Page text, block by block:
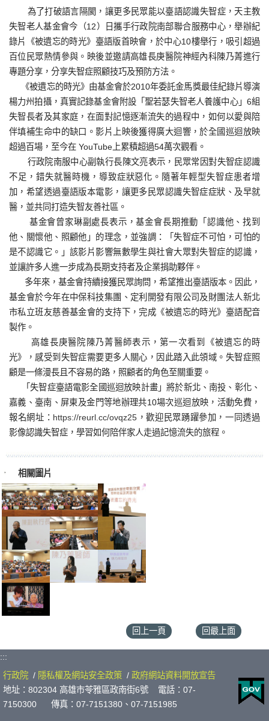
為了打破語言隔閡，讓更多民眾能以臺語認識失智症，天主教
失智老人基金會今（12）日攜手行政院南部聯合服務中心，舉辦紀
錄片《被遺忘的時光》臺語版首映會，於中心10樓舉行，吸引超過
百位民眾熱情參與。映後並邀請高雄長庚醫院神經內科陳乃菁進行
專題分享，分享失智症照顧技巧及預防方法。
《被遺忘的時光》由基金會於2010年委託金馬獎最佳紀錄片導演
楊力州拍攝，真實記錄基金會附設「聖若瑟失智老人養護中心」6組
失智長者及其家庭，在面對記憶逐漸流失的過程中，如何以愛與陪
伴填補生命中的缺口。影片上映後獲得廣大迴響，於全國巡迴放映
超過百場，至今在 YouTube上累積超過54萬次觀看。
行政院南服中心副執行長陳文亮表示，民眾常因對失智症認識
不足，錯失就醫時機，導致症狀惡化。隨著年輕型失智症患者增
加，希望透過臺語版本電影，讓更多民眾認識失智症症狀、及早就
醫，並共同打造失智友善社區。
基金會曾家琳副處長表示，基金會長期推動「認識他、找到
他、關懷他、照顧他」的理念，並強調：「失智症不可怕，可怕的
是不認識它。」該影片影響無數學生與社會大眾對失智症的認識，
並讓許多人進一步成為長期支持者及企業捐助夥伴。
多年來，基金會持續接獲民眾詢問，希望推出臺語版本。因此，
基金會於今年在中保科技集團、定利開發有限公司及財團法人新北
市私立班友慈善基金會的支持下，完成《被遺忘的時光》臺語配音
製作。
高雄長庚醫院陳乃菁醫師表示，第一次看到《被遺忘的時
光》，感受到失智症需要更多人關心，因此踏入此領域。失智症照
顧是一條漫長且不容易的路，照顧者的角色至關重要。
「失智症臺語電影全國巡迴放映計畫」將於新北、南投、彰化、
嘉義、臺南、屏東及金門等地辦理共10場次巡迴放映，活動免費，
報名網址： https://reurl.cc/ovqz25 ，歡迎民眾踴躍參加，一同透過
影像認識失智症，學習如何陪伴家人走過記憶流失的旅程。
相關圖片
回上一頁 回最上面
:::
行政院 / 隱私權及網站安全政策 / 政府網站資料開放宣告
地址：802304 高雄市苓雅區政南街6號 電話：07-
7150300 傳真：07-7151380、07-7151985